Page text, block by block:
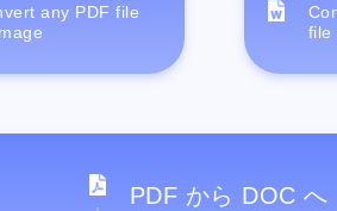
any PDF file
file
PDF から DOC へ